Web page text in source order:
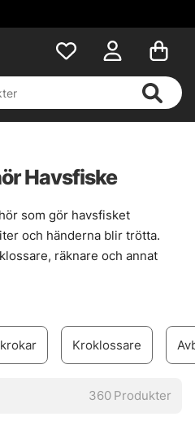
Havsfiske
som gör havsfisket
och händerna blir trötta.
räknare och annat
gå snabbt. Praktiskt grepp.
ute på djupare vatten, vid
får ta stryk av salt, fart
misstag. Det är ingen
Kroklossare
360 Produkter